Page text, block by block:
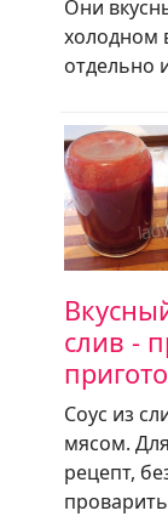
Они
холодном
отдельно
слив -
Соус из
мясом.
рецепт,